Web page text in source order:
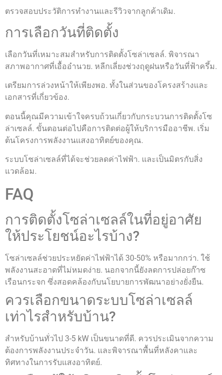
ตรวจสอบประวัติการทำงานและรีวิวจากลูกค้าเดิม.
การเลือกวันที่ติดตั้ง
เลือกวันที่เหมาะสมสำหรับการติดตั้งโซล่าเซลล์. พิจารณา
สภาพอากาศที่เอื้ออำนวย. หลีกเลี่ยงช่วงฤดูฝนหรือวันที่ฟ้าครึ้ม.
เตรียมการล่วงหน้าให้เพียงพอ. ทั้งในส่วนของโครงสร้างและ
เอกสารที่เกี่ยวข้อง.
ตอนนี้คุณมีความเข้าใจครบถ้วนเกี่ยวกับกระบวนการติดตั้งโซ
ล่าเซลล์. ขั้นตอนต่อไปคือการติดต่อผู้ให้บริการมืออาชีพ. เริ่ม
ต้นโครงการพลังงานแสงอาทิตย์ของคุณ.
ระบบโซล่าเซลล์ที่ได้จะช่วยลดค่าไฟฟ้า. และเป็นมิตรกับสิ่ง
แวดล้อม.
FAQ
การติดตั้งโซล่าเซลล์ในที่อยู่อาศัย
ให้ประโยชน์อะไรบ้าง?
โซล่าเซลล์ช่วยประหยัดค่าไฟฟ้าได้ 30-50% หรือมากกว่า. ใช้
พลังงานสะอาดที่ไม่หมดง่าย. นอกจากนี้ยังลดการปล่อยก๊าซ
เรือนกระจก ซึ่งสอดคล้องกับนโยบายการพัฒนาอย่างยั่งยืน.
ควรเลือกขนาดระบบโซล่าเซลล์
เท่าไรสำหรับบ้าน?
สำหรับบ้านทั่วไป 3-5 kW เป็นขนาดที่ดี. ควรประเมินจากความ
ต้องการพลังงานประจำวัน. และพิจารณาพื้นที่หลังคาและ
ทิศทางในการรับแสงอาทิตย์.